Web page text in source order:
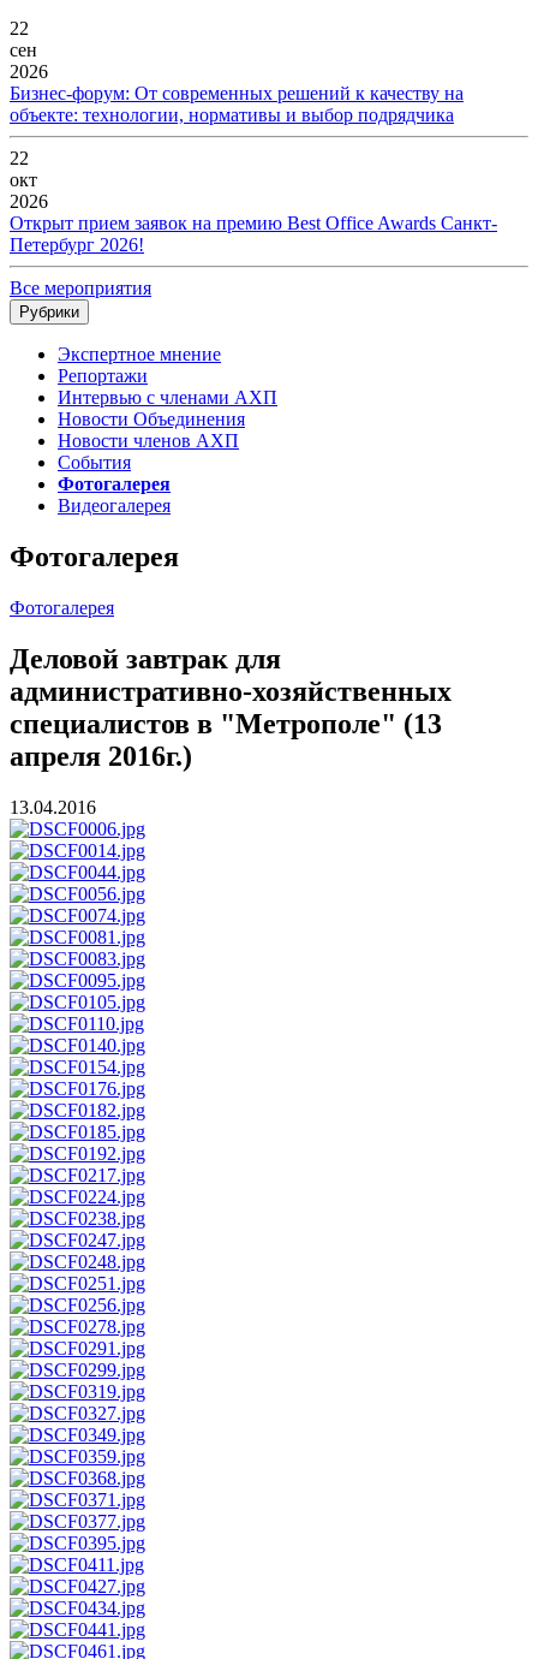
22
сен
2026
Бизнес-форум: От современных решений к качеству на
объекте: технологии, нормативы и выбор подрядчика
22
окт
2026
Открыт прием заявок на премию Best Office Awards Санкт-
Петербург 2026!
Все мероприятия
Рубрики
Экспертное мнение
Репортажи
Интервью с членами АХП
Новости Объединения
Новости членов АХП
События
Фотогалерея
Видеогалерея
Фотогалерея
Фотогалерея
Деловой завтрак для
административно-хозяйственных
специалистов в "Метрополе" (13
апреля 2016г.)
13.04.2016